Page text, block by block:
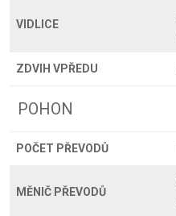
VIDLICE
ZDVIH VPŘEDU
POHON
POČET PŘEVODŮ
MĚNIČ PŘEVODŮ